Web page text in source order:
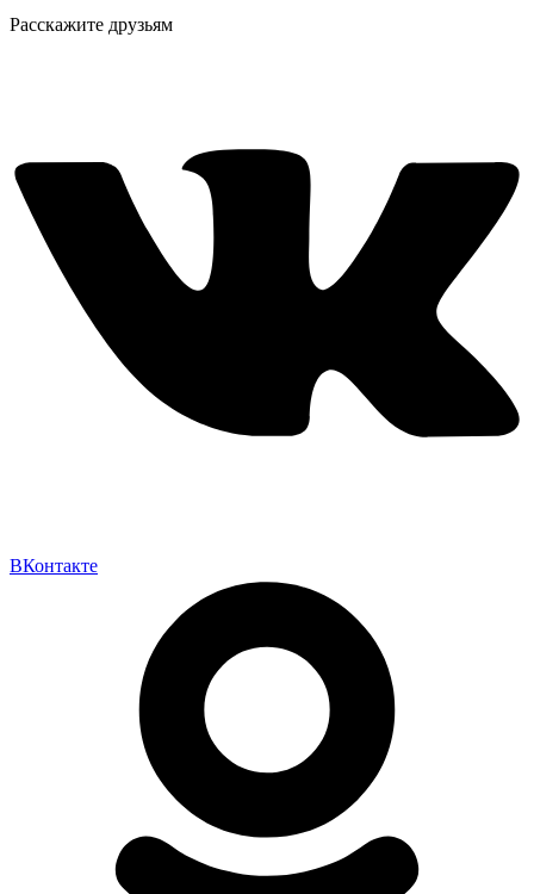
Расскажите друзьям
ВКонтакте